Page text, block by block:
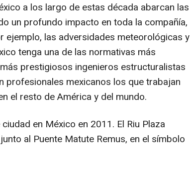
a los largo de estas década abarcan las
un profundo impacto en toda la compañía,
ejemplo, las adversidades meteorológicas y
tenga una de las normativas más
prestigiosos ingenieros estructuralistas
profesionales mexicanos los que trabajan
el resto de América y del mundo.
en México en 2011. El Riu Plaza
al Puente Matute Remus, en el símbolo